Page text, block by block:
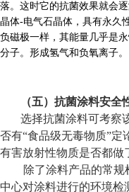
落。这时它的抗菌效果就会
晶体-电气石晶体，具有永久
负磁极一样，其能量几乎是
分子。形成氢气和负氧离子。
（五）抗菌涂料安全
选择抗菌涂料可考察
否有“食品级无毒物质”定
有害放射性物质是否都做
除了涂料产品的常
中心对涂料进行的环境检